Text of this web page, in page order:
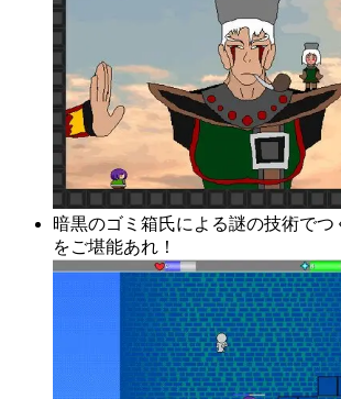
暗黒のゴミ箱氏による謎の技術でつ
をご堪能あれ！